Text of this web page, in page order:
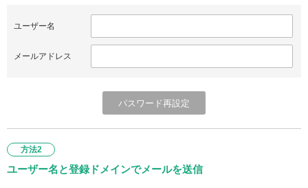
ユーザー名
メールアドレス
方法2
ユーザー名と登録ドメインでメールを送信